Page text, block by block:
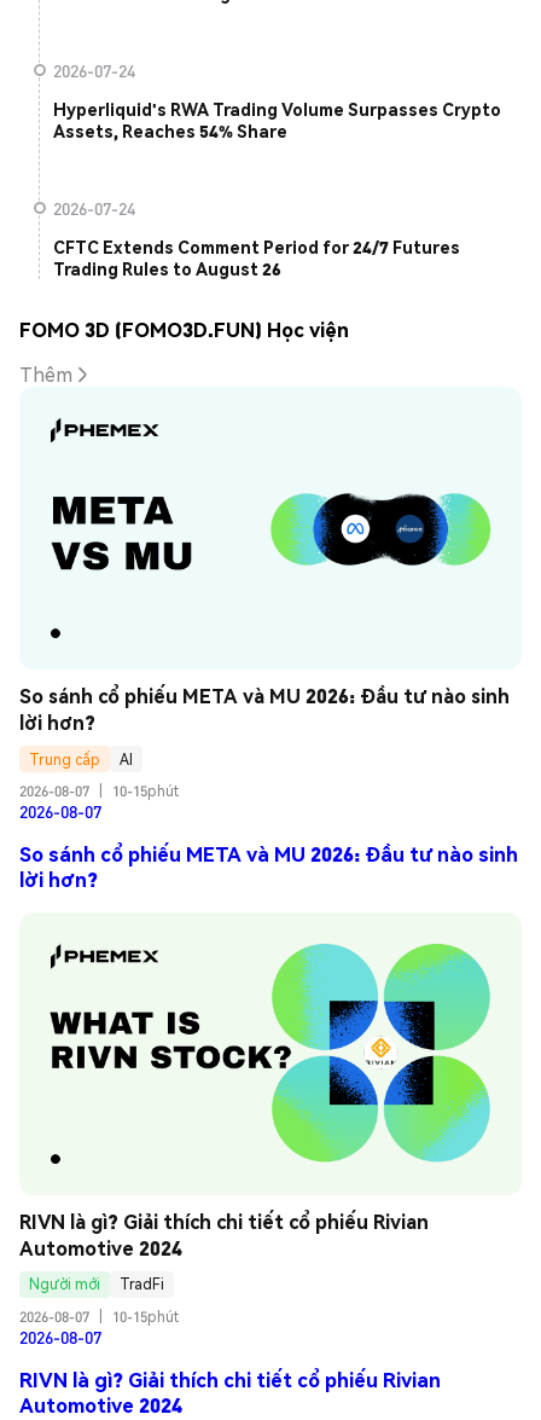
2026-07-24
Hyperliquid's RWA Trading Volume Surpasses Crypto
Assets, Reaches 54% Share
2026-07-24
CFTC Extends Comment Period for 24/7 Futures
Trading Rules to August 26
FOMO 3D (FOMO3D.FUN) Học viện
Thêm
So sánh cổ phiếu META và MU 2026: Đầu tư nào sinh
lời hơn?
Trung cấp
AI
2026-08-07
10-15phút
2026-08-07
So sánh cổ phiếu META và MU 2026: Đầu tư nào sinh
lời hơn?
RIVN là gì? Giải thích chi tiết cổ phiếu Rivian
Automotive 2024
Người mới
TradFi
2026-08-07
10-15phút
2026-08-07
RIVN là gì? Giải thích chi tiết cổ phiếu Rivian
Automotive 2024